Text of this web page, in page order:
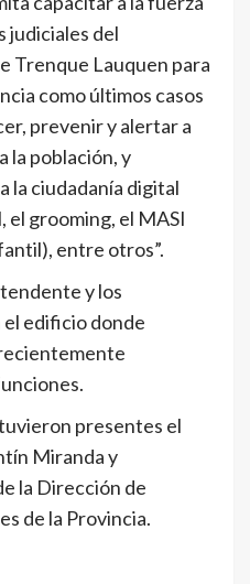
judiciales del
Trenque Lauquen para
como últimos casos
prevenir y alertar a
la población, y
la ciudadanía digital
el grooming, el MASI
entre otros”.
y los
edificio donde
presentes el
Miranda y
la Dirección de
de la Provincia.